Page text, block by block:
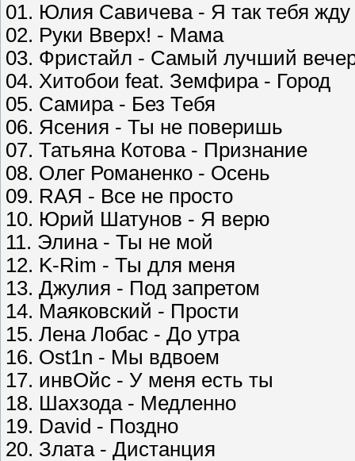
01. Юлия Савичева - Я так тебя жду
02. Руки Вверх! - Мама
03. Фристайл - Самый лучший
04. Хитобои feat. Земфира - Город
05. Самира - Без Тебя
06. Ясения - Ты не поверишь
07. Татьяна Котова - Признание
08. Олег Романенко - Осень
09. RAЯ - Все не просто
10. Юрий Шатунов - Я верю
11. Элина - Ты не мой
12. K-Rim - Ты для меня
13. Джулия - Под запретом
14. Маяковский - Прости
15. Лена Лобас - До утра
16. Ost1n - Мы вдвоем
17. инвОйс - У меня есть ты
18. Шахзода - Медленно
19. David - Поздно
20. Злата - Дистанция